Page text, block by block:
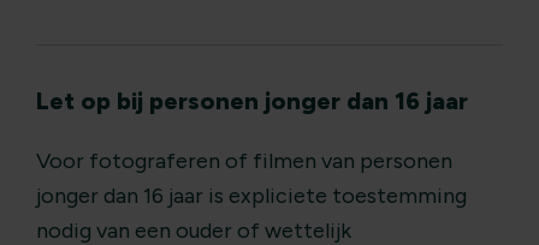
Let op bij personen jonger dan 16 jaar
Voor fotograferen of filmen van personen
jonger dan 16 jaar is expliciete toestemming
nodig van een ouder of wettelijk